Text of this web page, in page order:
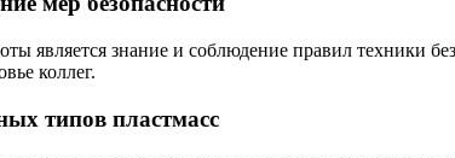
является знание и соблюдение правил техники
коллег.
типов пластмасс